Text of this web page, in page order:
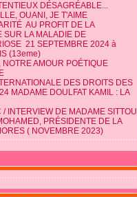
DÉSAGRÉABLE...
OUANI, JE T'AIME
AU PROFIT DE LA
SUR LA MALADIE DE
21 SEPTEMBRE 2024 à
(13eme)
NOTRE AMOUR POÉTIQUE
DES DROITS DES
MADAME DOULFAT KAMIL : LA
/ INTERVIEW DE MADAME SITTOU
PRÉSIDENTE DE LA
( NOVEMBRE 2023)